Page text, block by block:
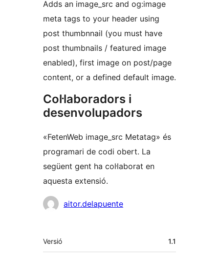
Adds an image_src and og:image
meta tags to your header using
post thumbnnail (you must have
post thumbnails / featured image
enabled), first image on post/page
content, or a defined default image.
Col·laboradors i
desenvolupadors
«FetenWeb image_src Metatag» és
programari de codi obert. La
següent gent ha col·laborat en
aquesta extensió.
Col·laboradors
aitor.delapuente
Meta
Versió 1.1